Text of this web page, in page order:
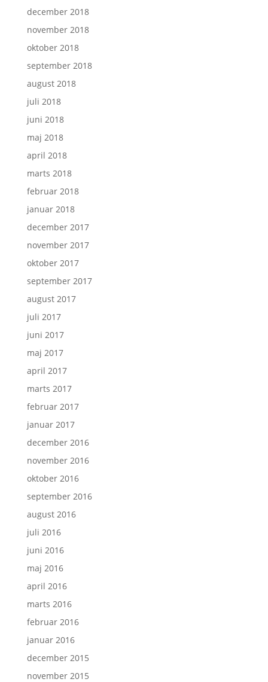
december 2018
november 2018
oktober 2018
september 2018
august 2018
juli 2018
juni 2018
maj 2018
april 2018
marts 2018
februar 2018
januar 2018
december 2017
november 2017
oktober 2017
september 2017
august 2017
juli 2017
juni 2017
maj 2017
april 2017
marts 2017
februar 2017
januar 2017
december 2016
november 2016
oktober 2016
september 2016
august 2016
juli 2016
juni 2016
maj 2016
april 2016
marts 2016
februar 2016
januar 2016
december 2015
november 2015